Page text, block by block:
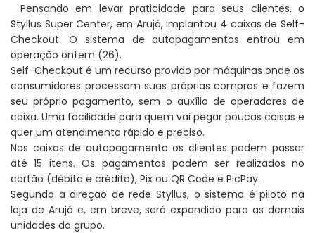
Pensando em levar praticidade para seus clientes, o
Styllus Super Center, em Arujá, implantou 4 caixas de Self-
Checkout. O sistema de autopagamentos entrou em
operação ontem (26).
Self-Checkout é um recurso provido por máquinas onde os
consumidores processam suas próprias compras e fazem
seu próprio pagamento, sem o auxílio de operadores de
caixa. Uma facilidade para quem vai pegar poucas coisas e
quer um atendimento rápido e preciso.
Nos caixas de autopagamento os clientes podem passar
até 15 itens. Os pagamentos podem ser realizados no
cartão (débito e crédito), Pix ou QR Code e PicPay.
Segundo a direção de rede Styllus, o sistema é piloto na
loja de Arujá e, em breve, será expandido para as demais
unidades do grupo.